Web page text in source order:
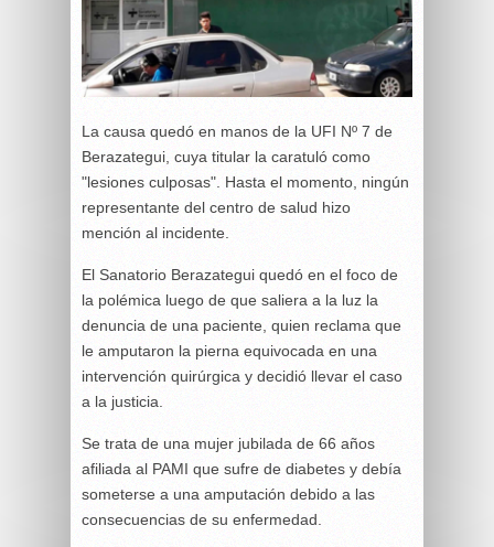
La causa quedó en manos de la UFI Nº 7 de
Berazategui, cuya titular la caratuló como
"lesiones culposas". Hasta el momento, ningún
representante del centro de salud hizo
mención al incidente.
El Sanatorio Berazategui quedó en el foco de
la polémica luego de que saliera a la luz la
denuncia de una paciente, quien reclama que
le amputaron la pierna equivocada en una
intervención quirúrgica y decidió llevar el caso
a la justicia.
Se trata de una mujer jubilada de 66 años
afiliada al PAMI que sufre de diabetes y debía
someterse a una amputación debido a las
consecuencias de su enfermedad.